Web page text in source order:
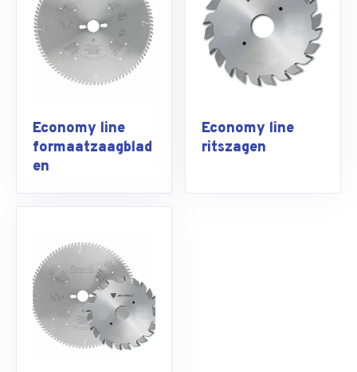
Economy line
formaatzaagblad
en
Economy line
ritszagen